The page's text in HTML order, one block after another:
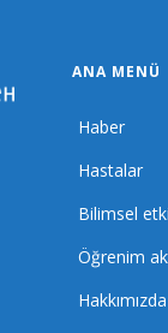
ANA MENÜ
Haber
Hastalar
Bilimsel
Öğrenim
Hakkımızda